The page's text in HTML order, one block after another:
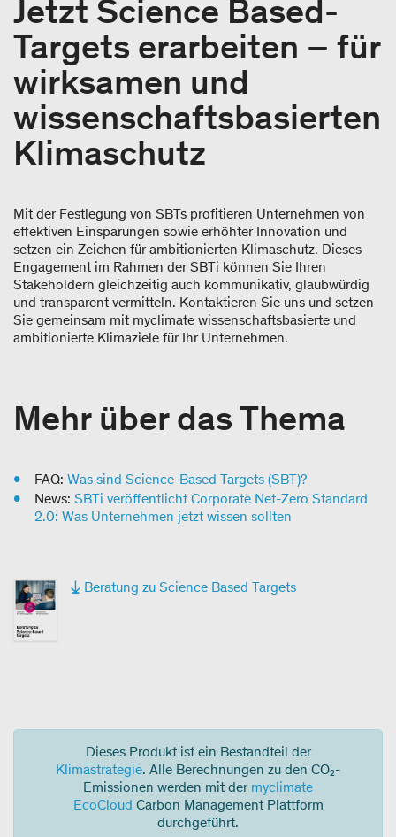
Jetzt Science Based-
Targets erarbeiten – für
wirksamen und
wissenschaftsbasierten
Klimaschutz
Mit der Festlegung von SBTs profitieren Unternehmen von
effektiven Einsparungen sowie erhöhter Innovation und
setzen ein Zeichen für ambitionierten Klimaschutz. Dieses
Engagement im Rahmen der SBTi können Sie Ihren
Stakeholdern gleichzeitig auch kommunikativ, glaubwürdig
und transparent vermitteln. Kontaktieren Sie uns und setzen
Sie gemeinsam mit myclimate wissenschaftsbasierte und
ambitionierte Klimaziele für Ihr Unternehmen.
Mehr über das Thema
FAQ: Was sind Science-Based Targets (SBT)?
News: SBTi veröffentlicht Corporate Net-Zero Standard
2.0: Was Unternehmen jetzt wissen sollten
Beratung zu Science Based Targets
Dieses Produkt ist ein Bestandteil der
Klimastrategie. Alle Berechnungen zu den CO₂-
Emissionen werden mit der myclimate
EcoCloud Carbon Management Plattform
durchgeführt.